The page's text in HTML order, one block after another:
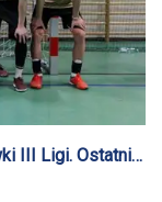
III Ligi. Ostatni